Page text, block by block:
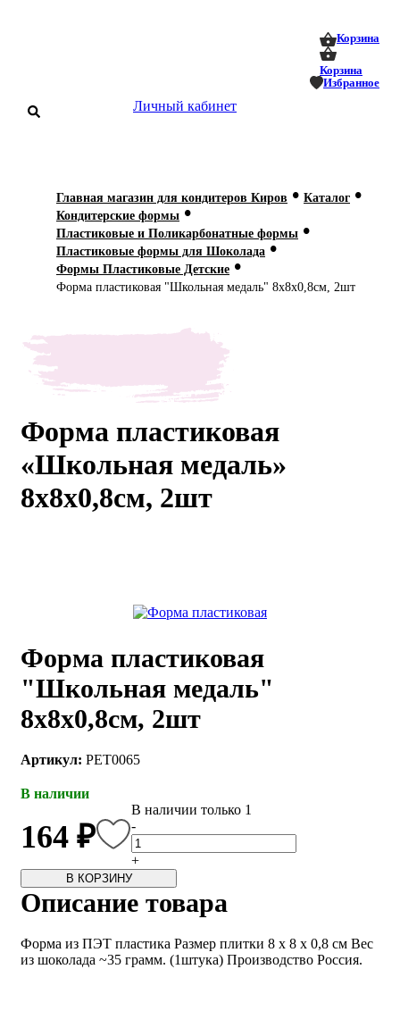
Корзина
Корзина
Избранное
Личный кабинет
Мастер-
классы
Заказать
Главная магазин для кондитеров Киров • Каталог •
Кондитерские формы •
Пластиковые и Поликарбонатные формы •
Пластиковые формы для Шоколада •
Формы Пластиковые Детские •
Форма пластиковая "Школьная медаль" 8х8х0,8см, 2шт
Форма пластиковая
«Школьная медаль»
8х8х0,8см, 2шт
Форма пластиковая
"Школьная медаль"
8х8х0,8см, 2шт
Артикул: PET0065
В наличии
164 ₽
В наличии только 1
-
+
В КОРЗИНУ
Описание товара
Форма из ПЭТ пластика Размер плитки 8 x 8 x 0,8 см Вес
из шоколада ~35 грамм. (1штука) Производство Россия.